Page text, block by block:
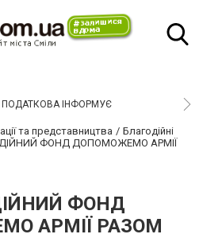
ПОДАТКОВА ІНФОРМУЄ
та представництва
Благодійні
ФОНД ДОПОМОЖЕМО АРМІЇ
ФОНД
АРМІЇ РАЗОМ